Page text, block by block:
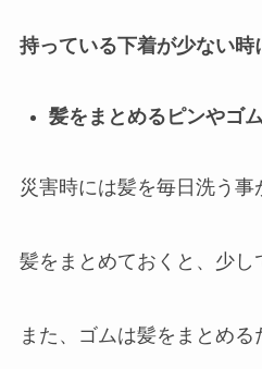
持っている下着が少ない時
髪をまとめるピンやゴ
災害時には髪を毎日洗う事
髪をまとめておくと、少し
また、ゴムは髪をまとめる